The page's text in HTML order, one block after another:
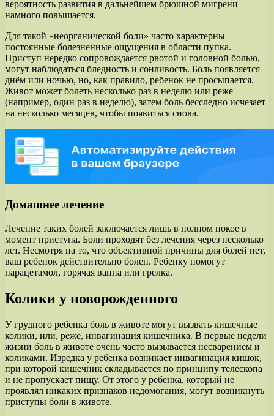
вероятность развития в дальнейшем брюшной мигрени
намного повышается.
Для такой «неорганической боли» часто характерны
постоянные болезненные ощущения в области пупка.
Приступ нередко сопровождается рвотой и головной болью,
могут наблюдаться бледность и сонливость. Боль появляется
днём или ночью, но, как правило, ребенок не просыпается.
Живот может болеть несколько раз в неделю или реже
(например, один раз в неделю), затем боль бесследно исчезает
на несколько месяцев, чтобы появиться снова.
Домашнее лечение
Лечение таких болей заключается лишь в полном покое в
момент приступа. Боли проходят без лечения через несколько
лет. Несмотря на то, что объективной причины для болей нет,
ваш ребенок действительно болен. Ребенку помогут
парацетамол, горячая ванна или грелка.
Колики у новорожденного
У грудного ребенка боль в животе могут вызвать кишечные
колики, или, реже, инвагинация кишечника. В первые недели
жизни боль в животе очень часто вызывается несварением и
коликами. Изредка у ребенка возникает инвагинация кишок,
при которой кишечник складывается по принципу телескопа
и не пропускает пищу. От этого у ребенка, который не
проявлял никаких признаков недомогания, могут возникнуть
приступы боли в животе.